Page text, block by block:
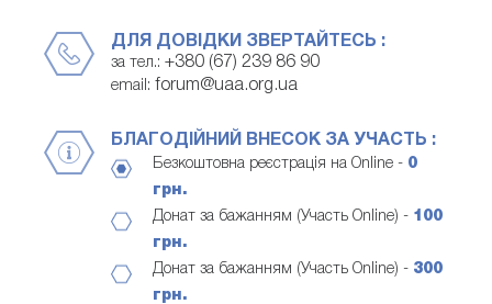
ДЛЯ ДОВІДКИ ЗВЕРТАЙТЕСЬ :
за тел.: +380 (67) 239 86 90
email: forum@uaa.org.ua
БЛАГОДІЙНИЙ ВНЕСОК ЗА УЧАСТЬ :
Безкоштовна реєстрація на Online - 0
грн.
Донат за бажанням (Участь Online) - 100
грн.
Донат за бажанням (Участь Online) - 300
грн.